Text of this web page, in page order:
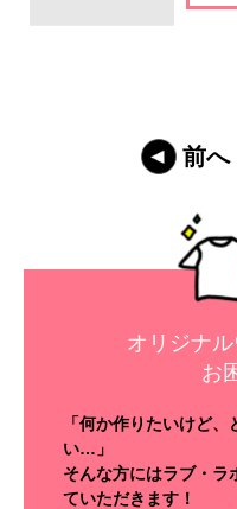
前へ
オリジナ
お
「何か作りたいけど
い…」
そんな方にはラブ・ラ
ていただきます！